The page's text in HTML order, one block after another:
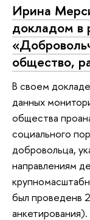
Ирина
докладом в
общество,
В своем
данных
общества
социального
добровольца,
направлениям
был проведенв
анкетирования).